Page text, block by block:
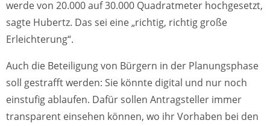
werde von 20.000 auf 30.000 Quadratmeter hochgesetzt,
sagte Hubertz. Das sei eine „richtig, richtig große
Erleichterung“.
Auch die Beteiligung von Bürgern in der Planungsphase
soll gestrafft werden: Sie könnte digital und nur noch
einstufig ablaufen. Dafür sollen Antragsteller immer
transparent einsehen können, wo ihr Vorhaben bei den